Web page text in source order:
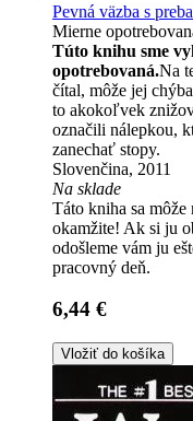
Pevná väzba s
Mierne
Túto knihu sme
opotrebovaná.Na
čítal, môže jej
to akokoľvek
označili nálepkou,
zanechať stopy.
Slovenčina, 2011
Na sklade
Táto kniha sa
okamžite! Ak si ju
odošleme vám ju
pracovný deň.
6,44 €
Vložiť do košíka